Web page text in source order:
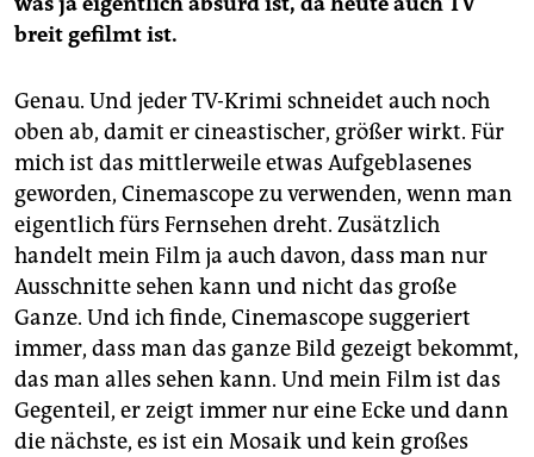
breit gefilmt ist.
Genau. Und jeder TV-Krimi schneidet auch noch
oben ab, damit er cineastischer, größer wirkt. Für
mich ist das mittlerweile etwas Aufgeblasenes
geworden, Cinemascope zu verwenden, wenn man
eigentlich fürs Fernsehen dreht. Zusätzlich
handelt mein Film ja auch davon, dass man nur
Ausschnitte sehen kann und nicht das große
Ganze. Und ich finde, Cinemascope suggeriert
immer, dass man das ganze Bild gezeigt bekommt,
das man alles sehen kann. Und mein Film ist das
Gegenteil, er zeigt immer nur eine Ecke und dann
die nächste, es ist ein Mosaik und kein großes